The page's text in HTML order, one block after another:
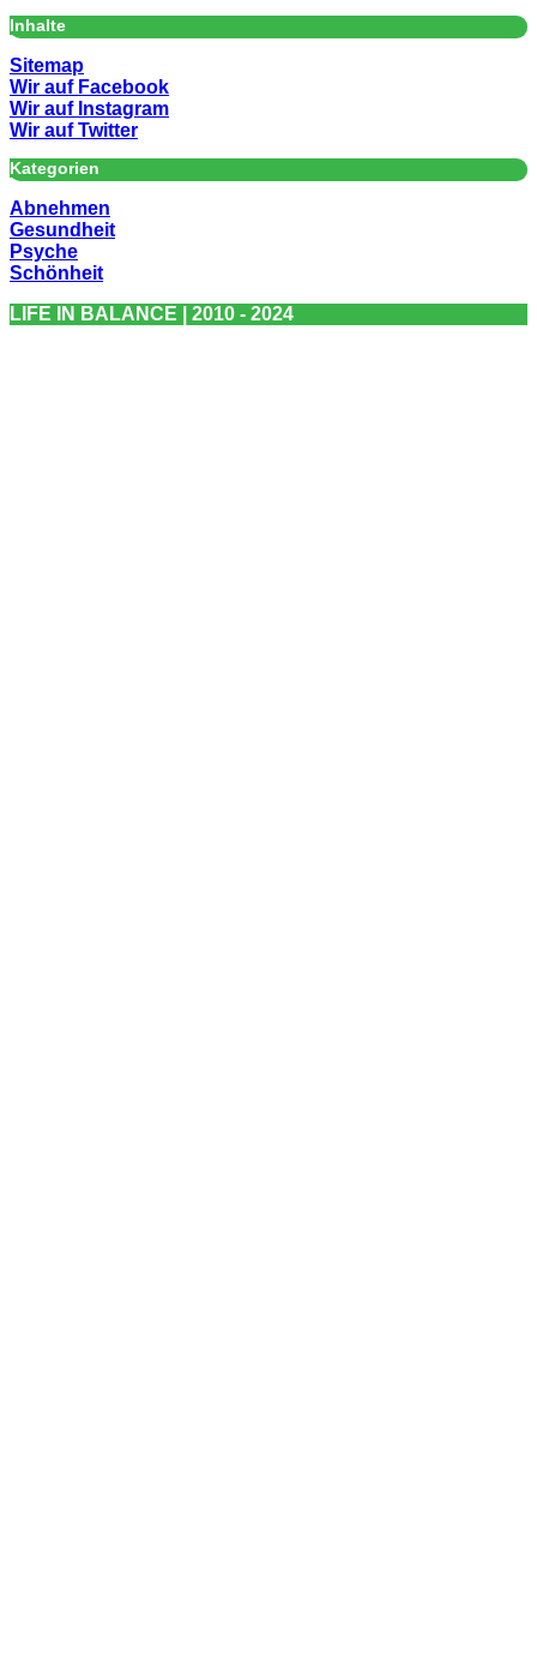
Inhalte
Sitemap
Wir auf Facebook
Wir auf Instagram
Wir auf Twitter
Kategorien
Abnehmen
Gesundheit
Psyche
Schönheit
LIFE IN BALANCE | 2010 - 2024